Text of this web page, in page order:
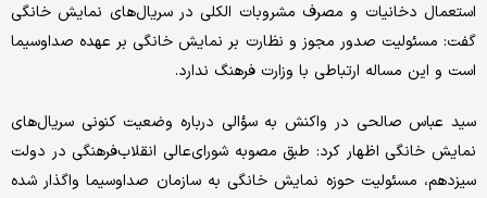
استعمال دخانیات و مصرف مشروبات الکلی در سریال‌های نمایش خانگی
گفت: مسئولیت صدور مجوز و نظارت بر نمایش خانگی بر عهده صداوسیما
است و این مساله ارتباطی با وزارت فرهنگ ندارد.
سید عباس صالحی در واکنش به سؤالی درباره وضعیت کنونی سریال‌های
نمایش خانگی اظهار کرد: طبق مصوبه شورای‌عالی انقلاب‌فرهنگی در دولت
سیزدهم، مسئولیت حوزه نمایش خانگی به سازمان صداوسیما واگذار شده